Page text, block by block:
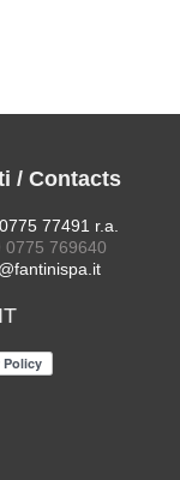
/ Contacts
77491 r.a.
0775 769640